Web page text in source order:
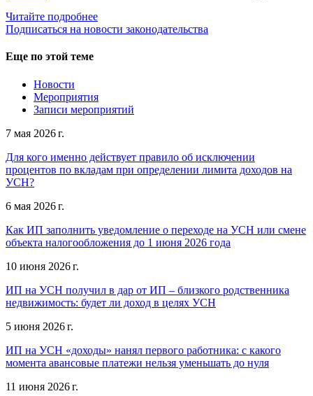
Читайте подробнее
Подписаться на новости законодательства
Еще по этой теме
Новости
Мероприятия
Записи мероприятий
7 мая 2026 г.
Для кого именно действует правило об исключении
процентов по вкладам при определении лимита доходов на
УСН?
6 мая 2026 г.
Как ИП заполнить уведомление о переходе на УСН или смене
объекта налогообложения до 1 июня 2026 года
10 июня 2026 г.
ИП на УСН получил в дар от ИП – близкого родственника
недвижимость: будет ли доход в целях УСН
5 июня 2026 г.
ИП на УСН «доходы» нанял первого работника: с какого
момента авансовые платежи нельзя уменьшать до нуля
11 июня 2026 г.